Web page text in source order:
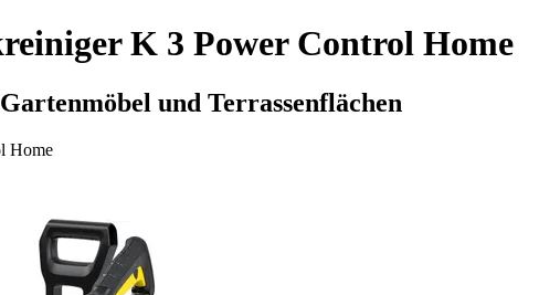
K 3 Power Control Home
und Terrassenflächen
Home